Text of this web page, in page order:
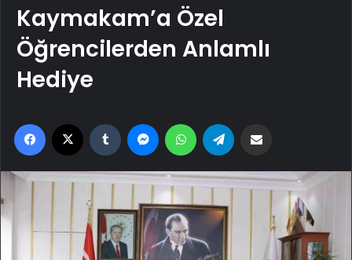
Kaymakam’a Özel
Öğrencilerden Anlamlı
Hediye
Facebook Tumblr MessengerWhatsApp